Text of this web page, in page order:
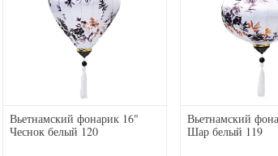
Вьетнамский фонарик 16"
Чеснок белый 120
Вьетнамский
Шар белый 119